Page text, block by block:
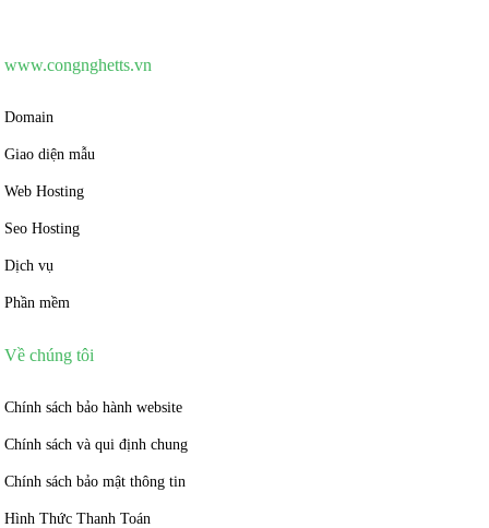
www.congnghetts.vn
Domain
Giao diện mẫu
Web Hosting
Seo Hosting
Dịch vụ
Phần mềm
Về chúng tôi
Chính sách bảo hành website
Chính sách và qui định chung
Chính sách bảo mật thông tin
Hình Thức Thanh Toán